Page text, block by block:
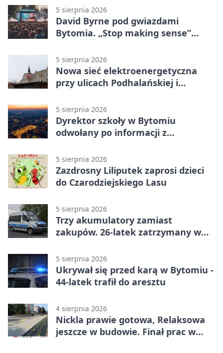
5 sierpnia 2026
David Byrne pod gwiazdami
Bytomia. „Stop making sense”
5 sierpnia 2026
Nowa sieć elektroenergetyczna
przy ulicach Podhalańskiej i
5 sierpnia 2026
Dyrektor szkoły w Bytomiu
odwołany po informacji z
5 sierpnia 2026
Zazdrosny Liliputek zaprosi dzieci
do Czarodziejskiego Lasu
5 sierpnia 2026
Trzy akumulatory zamiast
zakupów. 26-latek zatrzymany w
5 sierpnia 2026
Ukrywał się przed karą w Bytomiu -
44-latek trafił do aresztu
4 sierpnia 2026
Nickla prawie gotowa, Relaksowa
jeszcze w budowie. Finał prac w